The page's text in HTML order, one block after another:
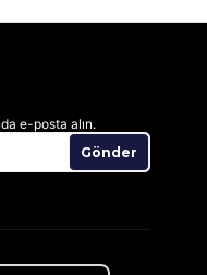
e-posta alın.
Gönder